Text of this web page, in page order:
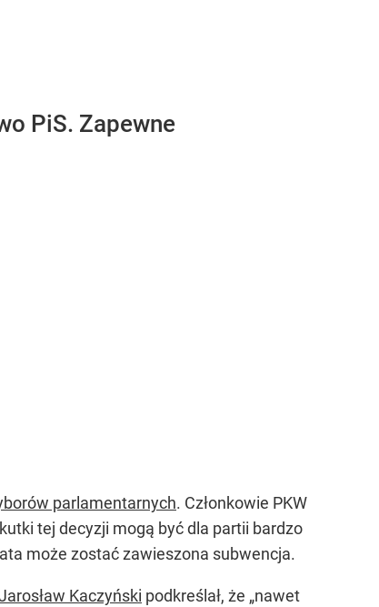
PiS. Zapewne
parlamentarnych. Członkowie PKW
tej decyzji mogą być dla partii bardzo
może zostać zawieszona subwencja.
Kaczyński podkreślał, że „nawet